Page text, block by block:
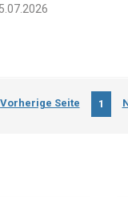
Vorherige Seite 1